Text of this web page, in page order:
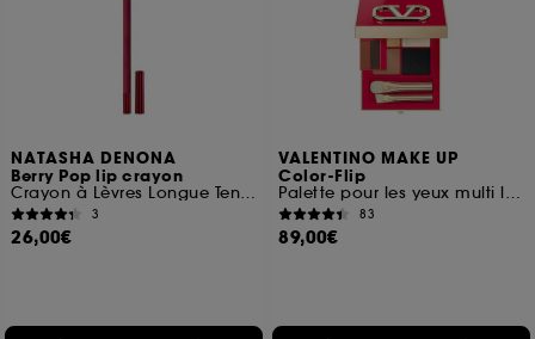
NATASHA DENONA
Berry Pop lip crayon
Crayon à Lèvres Longue Tenue
3
26,00€
VALENTINO MAKE UP
Color-Flip
Palette pour les yeux multi look 8 couleurs
83
89,00€